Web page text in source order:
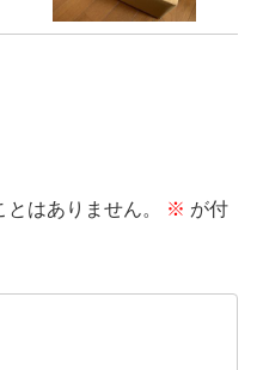
はありません。 ※ が付